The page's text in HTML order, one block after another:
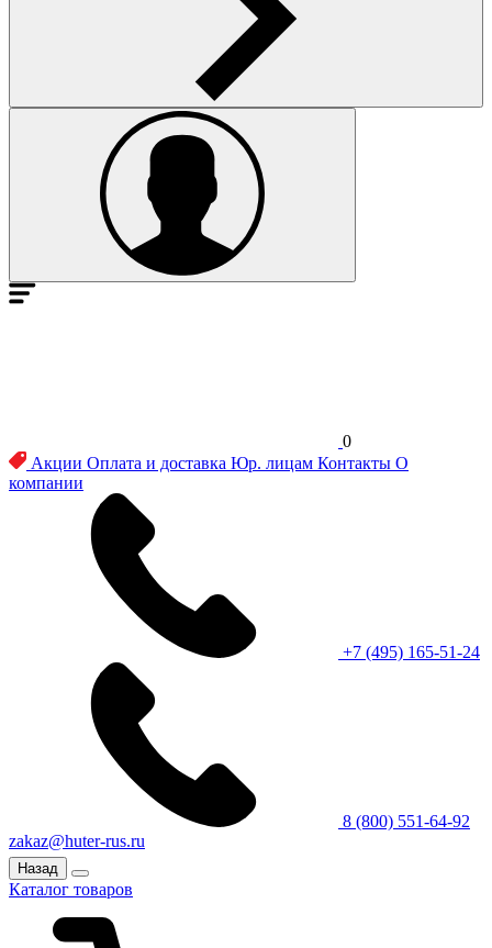
0
Акции Оплата и доставка Юр. лицам Контакты О
компании
+7 (495) 165-51-24
8 (800) 551-64-92
zakaz@huter-rus.ru
Назад
Каталог товаров